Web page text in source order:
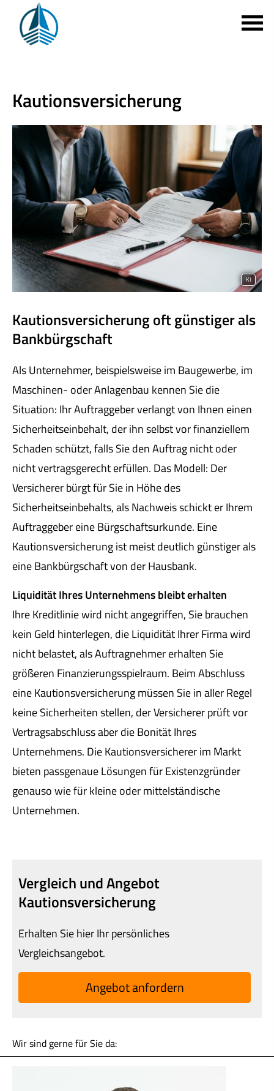
Kautionsversicherung
KI
Kautionsversicherung oft günstiger als
Bankbürgschaft
Als Unternehmer, beispielsweise im Baugewerbe, im
Maschinen- oder Anlagenbau kennen Sie die
Situation: Ihr Auftraggeber verlangt von Ihnen einen
Sicherheitseinbehalt, der ihn selbst vor finanziellem
Schaden schützt, falls Sie den Auftrag nicht oder
nicht vertragsgerecht erfüllen. Das Modell: Der
Versicherer bürgt für Sie in Höhe des
Sicherheitseinbehalts, als Nachweis schickt er Ihrem
Auftraggeber eine Bürgschaftsurkunde. Eine
Kautionsversicherung ist meist deutlich günstiger als
eine Bankbürgschaft von der Hausbank.
Liquidität Ihres Unternehmens bleibt erhalten
Ihre Kreditlinie wird nicht angegriffen, Sie brauchen
kein Geld hinterlegen, die Liquidität Ihrer Firma wird
nicht belastet, als Auftragnehmer erhalten Sie
größeren Finanzierungsspielraum. Beim Abschluss
eine Kautionsversicherung müssen Sie in aller Regel
keine Sicherheiten stellen, der Versicherer prüft vor
Vertragsabschluss aber die Bonität Ihres
Unternehmens. Die Kautionsversicherer im Markt
bieten passgenaue Lösungen für Existenzgründer
genauso wie für kleine oder mittelständische
Unternehmen.
Vergleich und Angebot
Kautionsversicherung
Erhalten Sie hier Ihr persönliches
Vergleichsangebot.
An­ge­bot an­for­dern
Wir sind gerne für Sie da: